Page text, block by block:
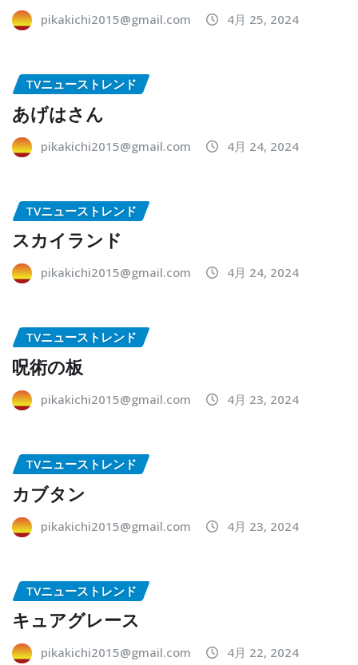
pikakichi2015@gmail.com 4月 25, 2024
TVニューストレンド
あげはさん
pikakichi2015@gmail.com 4月 24, 2024
TVニューストレンド
スカイランド
pikakichi2015@gmail.com 4月 24, 2024
TVニューストレンド
呪術の板
pikakichi2015@gmail.com 4月 23, 2024
TVニューストレンド
カブタン
pikakichi2015@gmail.com 4月 23, 2024
TVニューストレンド
キュアグレース
pikakichi2015@gmail.com 4月 22, 2024